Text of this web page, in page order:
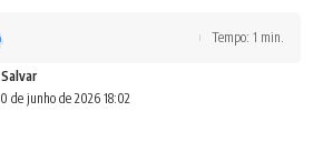
de junho de 2026 18:02
Tempo: 1 min.